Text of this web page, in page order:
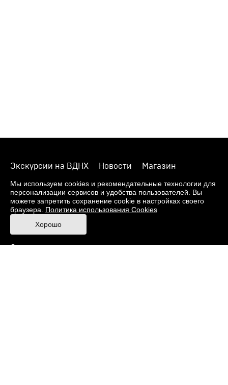
Экскурсии на ВДНХ Новости
Магазин
О музее
Фонды
Виртуальный музей
Издания
Пресс-центр
Контакты
Правила посещения Музея
Ответы на частые вопросы
Мы используем cookies и рекомендательные технологии для
персонализации сервисов и удобства пользователей. Вы
можете запретить сохранение cookie в настройках своего
браузера. Политика использования Cookies
Хорошо